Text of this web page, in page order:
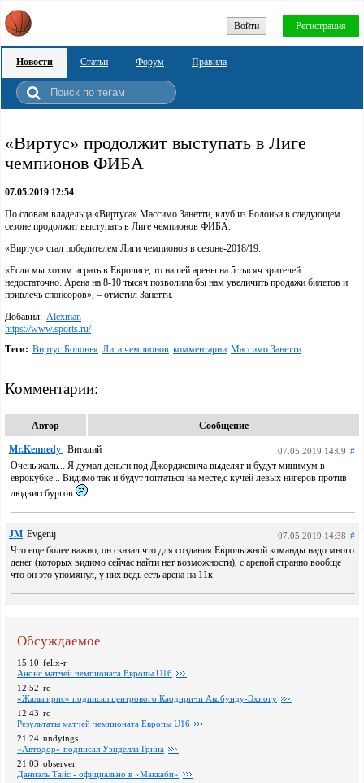
Войти Регистрация
Новости Статьи Форум Правила
«Виртус» продолжит выступать в Лиге
чемпионов ФИБА
07.05.2019 12:54
По словам владельца «Виртуса» Массимо Занетти, клуб из Болоньи в следующем
сезоне продолжит выступать в Лиге чемпионов ФИБА.
«Виртус» стал победителем Лиги чемпионов в сезоне-2018/19.
«Если мы хотим играть в Евролиге, то нашей арены на 5 тысяч зрителей
недостаточно. Арена на 8-10 тысяч позволила бы нам увеличить продажи билетов и
привлечь спонсоров», – отметил Занетти.
Добавил: Alexman
https://www.sports.ru/
Теги: Виртус Болонья Лига чемпионов комментарии Массимо Занетти
Комментарии:
Автор Сообщение
Mr.Kennedy Виталий 07.05.2019 14:09 #
Очень жаль... Я думал деньги под Джорджевича выделят и будут минимум в
еврокубке... Видимо так и будут топтаться на месте,с кучей левых нигеров против
людвигсбургов
.....
JM Evgenij 07.05.2019 14:38 #
Что еще более важно, он сказал что для создания Евролыжной команды надо много
денег (которых видимо сейчас найти нет возможности), с ареной странно вообще
что он это упомянул, у них ведь есть арена на 11к
Обсуждаемое
15:10 felix-r
Анонс матчей чемпионата Европы U16
12:52 rc
«Жальгирис» подписал центрового Каодиричи Акобунду-Эхиогу
12:43 rc
Pезультаты матчей чемпионата Европы U16
21:24 undyings
«Автодор» подписал Уэнделла Грина
21:03 observer
Даниэль Тайс - официально в «Маккаби»